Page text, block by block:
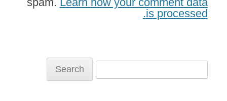
is processed.